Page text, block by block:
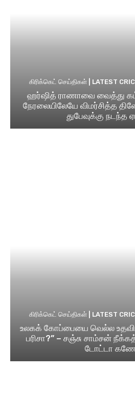
கிரிக்கெட் செய்திகள் | LATEST
ஹர்ஷித் ராணாவை வைத்து
நேரலையிலேயே விமர்சித்த
துபேவுக்கு நடந்த
கிரிக்கெட் செய்திகள் | LATEST
உலகக் கோப்பையை வெல்ல
பரிசா?” – சஞ்சு சாம்சன்
டோட்டா